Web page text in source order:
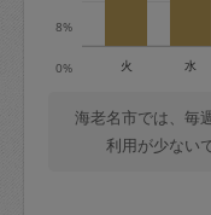
土曜日8時
＋交通費全
依頼者不
金額の
0%
8%
火 水
海老名市では、毎
利用が少ない